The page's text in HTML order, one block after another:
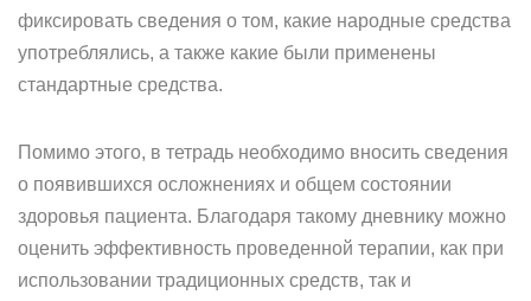
фиксировать сведения о том, какие народные средства
употреблялись, а также какие были применены
стандартные средства.
Помимо этого, в тетрадь необходимо вносить сведения
о появившихся осложнениях и общем состоянии
здоровья пациента. Благодаря такому дневнику можно
оценить эффективность проведенной терапии, как при
использовании традиционных средств, так и